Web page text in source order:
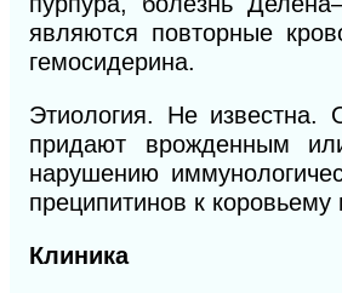
являются повторные
гемосидерина.
Этиология. Не известна.
придают врожденным
нарушению
преципитинов к коровьему
Клиника